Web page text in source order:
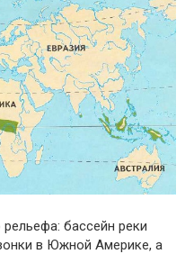
бассейн реки
в Южной Америке, а